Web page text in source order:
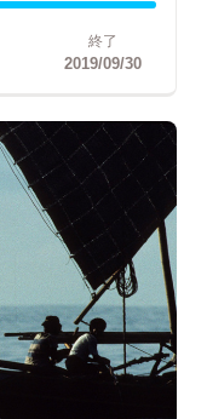
終了
2019/09/30